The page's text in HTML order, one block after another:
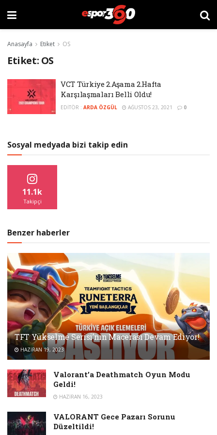
Anasayfa Etiket OS
Etiket: OS
VCT Türkiye 2.Aşama 2.Hafta
Karşılaşmaları Belli Oldu!
EDITÖR : ARDA ÖZGÜL AĞUSTOS 23, 2021 0
Sosyal medyada bizi takip edin
11.1k
Takipçi
Benzer haberler
TFT Yükselme Serisi’nin Macerası Devam Ediyor!
HAZIRAN 19, 2023
Valorant’a Deathmatch Oyun Modu
Geldi!
HAZIRAN 16, 2023
VALORANT Gece Pazarı Sorunu
Düzeltildi!